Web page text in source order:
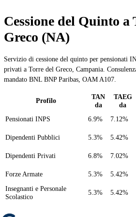
Cessione del Quinto a
Greco (NA)
Servizio di cessione del quinto per pensionati
privati a Torre del Greco, Campania.
mandato BNL BNP Paribas, OAM A107.
Profilo
TAN
da
TAEG
da
Pensionati INPS 6.9% 7.12%
Dipendenti Pubblici
5.3% 5.42%
Dipendenti Privati
6.8% 7.02%
Forze Armate
5.3% 5.42%
Insegnanti e Personale
Scolastico
5.3% 5.42%